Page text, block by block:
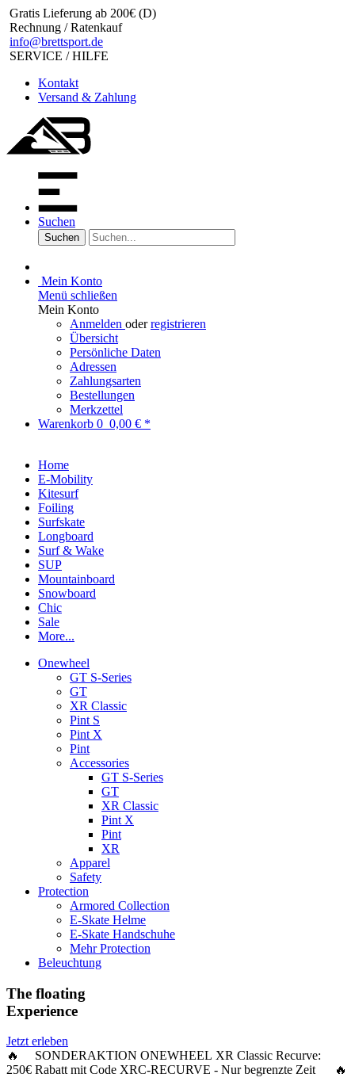
Gratis Lieferung ab 200€ (D)
Rechnung / Ratenkauf
info@brettsport.de
SERVICE / HILFE
Kontakt
Versand & Zahlung
Suchen
Suchen
Mein Konto
Menü schließen
Mein Konto
Anmelden oderregistrieren
Übersicht
Persönliche Daten
Adressen
Zahlungsarten
Bestellungen
Merkzettel
Warenkorb 0 0,00 € *
Home
E-Mobility
Kitesurf
Foiling
Surfskate
Longboard
Surf & Wake
SUP
Mountainboard
Snowboard
Chic
Sale
More...
Onewheel
GT S-Series
GT
XR Classic
Pint S
Pint X
Pint
Accessories
GT S-Series
GT
XR Classic
Pint X
Pint
XR
Apparel
Safety
Protection
Armored Collection
E-Skate Helme
E-Skate Handschuhe
Mehr Protection
Beleuchtung
The floating
Experience
Jetzt erleben
🔥 SONDERAKTION ONEWHEEL XR Classic Recurve:
250€ Rabattmit Code XRC-RECURVE - Nur begrenzte Zeit 🔥